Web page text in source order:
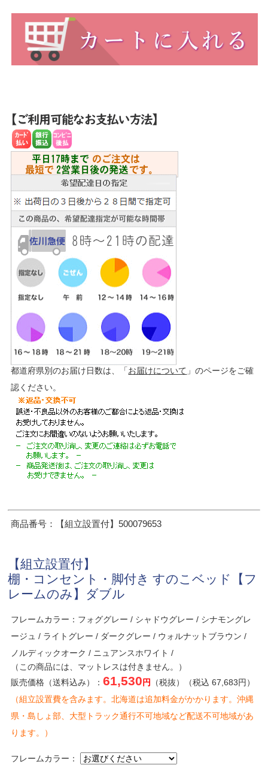
都道府県別のお届け日数は、「お届けについて 」のページをご確
認ください。
商品番号：【組立設置付】500079653
【組立設置付】
棚・コンセント・脚付き すのこベッド【フ
レームのみ】ダブル
フレームカラー：フォググレー / シャドウグレー / シナモングレ
ージュ / ライトグレー / ダークグレー / ウォルナットブラウン /
ノルディックオーク / ニュアンスホワイト /
（この商品には、マットレスは付きません。）
販売価格（送料込み）：61,530 円
（税抜）（税込 67,683円）
（組立設置費を含みます。北海道は追加料金がかかります。沖縄
県・島しょ部、大型トラック通行不可地域など配送不可地域があ
ります。）
フレームカラー：